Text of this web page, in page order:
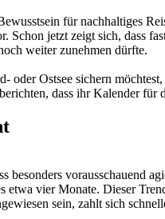
für nachhaltiges
Schon jetzt zeigt sich, dass
weiter zunehmen dürfte.
oder Ostsee sichern
dass ihr Kalender
besonders vorausschauend
etwa vier Monate. Dieser
sein, zahlt sich